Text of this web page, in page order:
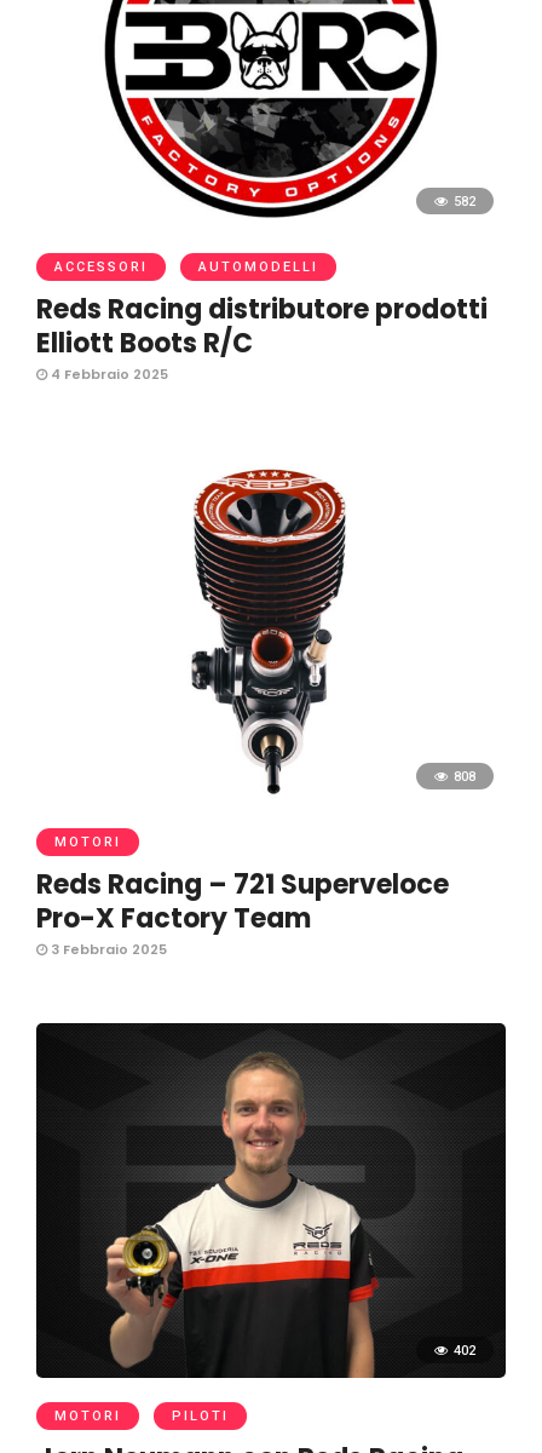
582
ACCESSORI AUTOMODELLI
Reds Racing distributore prodotti
Elliott Boots R/C
4 Febbraio 2025
808
MOTORI
Reds Racing – 721 Superveloce
Pro-X Factory Team
3 Febbraio 2025
402
MOTORI PILOTI